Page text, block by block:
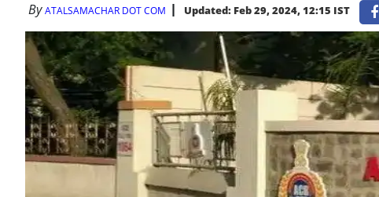
ByATALSAMACHAR DOT COM Updated: Feb 29, 2024, 12:15 IST